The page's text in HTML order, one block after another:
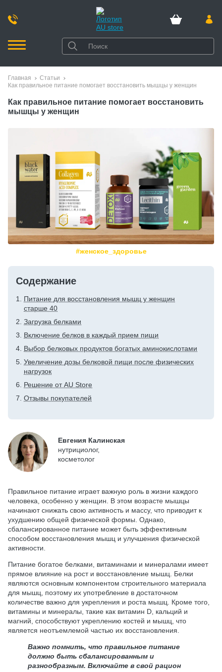
Главная
Статьи
Как правильное питание помогает восстановить мышцы у женщин
Как правильное питание помогает восстановить
мышцы у женщин
#женское_здоровье
Содержание
Питание для восстановления мышц у женщин
старше 40
Загрузка белками
Включение белков в каждый прием пищи
Выбор белковых продуктов богатых аминокислотами
Увеличение дозы белковой пищи после физических
нагрузок
Решение от AU Store
Отзывы покупателей
Евгения Калинская
нутрициолог,
косметолог
Правильное питание играет важную роль в жизни каждого
человека, особенно у женщин. В этом возрасте мышцы
начинают снижать свою активность и массу, что приводит к
ухудшению общей физической формы. Однако,
сбалансированное питание может быть эффективным
способом восстановления мышц и улучшения физической
активности.
Питание богатое белками, витаминами и минералами имеет
прямое влияние на рост и восстановление мышц. Белки
являются основным компонентом строительного материала
для мышц, поэтому их употребление в достаточном
количестве важно для укрепления и роста мышц. Кроме того,
витамины и минералы, такие как витамин D, кальций и
магний, способствуют укреплению костей и мышц, что
является неотъемлемой частью их восстановления.
Важно помнить, что правильное питание
должно быть сбалансированным и
разнообразным. Включайте в свой рацион